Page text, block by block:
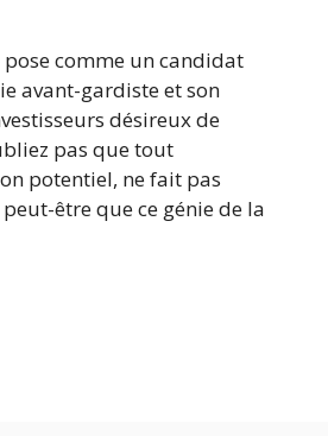
pose comme un candidat
avant-gardiste et son
désireux de
pas que tout
potentiel, ne fait pas
être que ce génie de la